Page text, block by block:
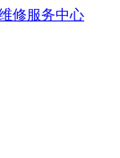
修服务中心